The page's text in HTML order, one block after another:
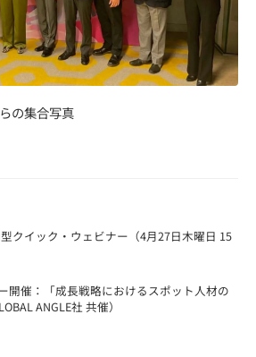
の集合写真
クイック・ウェビナー（4月27日木曜日 15
開催：「成長戦略におけるスポット人材の
ANGLE社 共催）